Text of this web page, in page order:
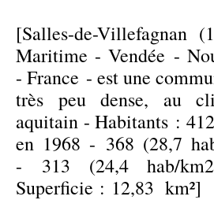
[Salles-de-Villefagnan
Maritime - Vendée -
- France - est une
très peu dense, au
aquitain - Habitants :
en 1968 - 368 (28,7
- 313 (24,4 hab/
Superficie : 12,83 km²]